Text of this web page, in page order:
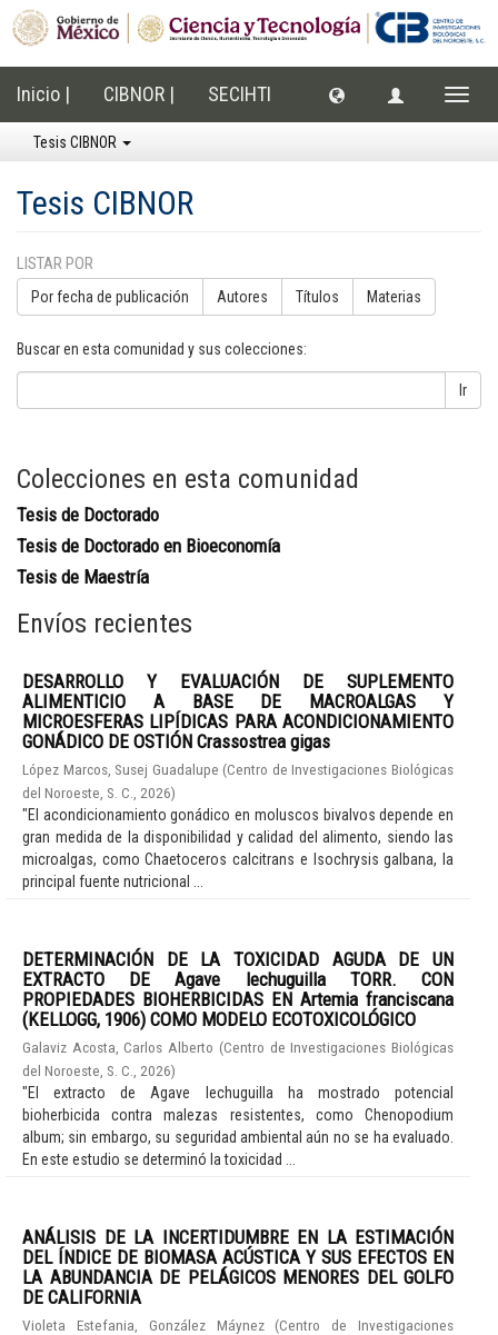
Inicio | CIBNOR | SECIHTI
Tesis CIBNOR
Tesis CIBNOR
LISTAR POR
Por fecha de publicación Autores Títulos Materias
Buscar en esta comunidad y sus colecciones:
Ir
Colecciones en esta comunidad
Tesis de Doctorado
Tesis de Doctorado en Bioeconomía
Tesis de Maestría
Envíos recientes
DESARROLLO Y EVALUACIÓN DE SUPLEMENTO
ALIMENTICIO A BASE DE MACROALGAS Y
MICROESFERAS LIPÍDICAS PARA ACONDICIONAMIENTO
GONÁDICO DE OSTIÓN Crassostrea gigas
López Marcos, Susej Guadalupe (Centro de Investigaciones Biológicas
del Noroeste, S. C.
2026)
"El acondicionamiento gonádico en moluscos bivalvos depende en
gran medida de la disponibilidad y calidad del alimento, siendo las
microalgas, como Chaetoceros calcitrans e Isochrysis galbana, la
principal fuente nutricional ...
DETERMINACIÓN DE LA TOXICIDAD AGUDA DE UN
EXTRACTO DE Agave lechuguilla TORR. CON
PROPIEDADES BIOHERBICIDAS EN Artemia franciscana
(KELLOGG, 1906) COMO MODELO ECOTOXICOLÓGICO
Galaviz Acosta, Carlos Alberto (Centro de Investigaciones Biológicas
del Noroeste, S. C.
2026)
"El extracto de Agave lechuguilla ha mostrado potencial
bioherbicida contra malezas resistentes, como Chenopodium
album; sin embargo, su seguridad ambiental aún no se ha evaluado.
En este estudio se determinó la toxicidad ...
ANÁLISIS DE LA INCERTIDUMBRE EN LA ESTIMACIÓN
DEL ÍNDICE DE BIOMASA ACÚSTICA Y SUS EFECTOS EN
LA ABUNDANCIA DE PELÁGICOS MENORES DEL GOLFO
DE CALIFORNIA
Violeta Estefania, González Máynez (Centro de Investigaciones